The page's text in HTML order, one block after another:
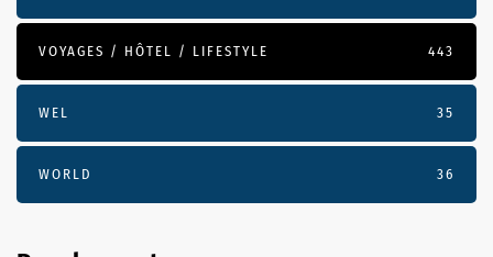
VOYAGES / HÔTEL / LIFESTYLE 443
WEL 35
WORLD 36